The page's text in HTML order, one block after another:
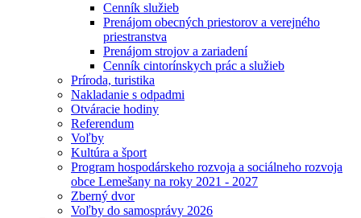
Cenník služieb
Prenájom obecných priestorov a verejného
priestranstva
Prenájom strojov a zariadení
Cenník cintorínskych prác a služieb
Príroda, turistika
Nakladanie s odpadmi
Otváracie hodiny
Referendum
Voľby
Kultúra a šport
Program hospodárskeho rozvoja a sociálneho rozvoja
obce Lemešany na roky 2021 - 2027
Zberný dvor
Voľby do samosprávy 2026